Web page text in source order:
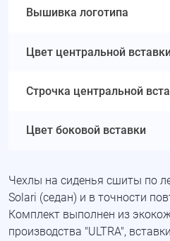
Вышивка логотипа
Цвет центральной
Строчка центральной
Цвет боковой вставки
Чехлы на сиденья сшиты по
Solari (седан) и в точности
Комплект выполнен из
производства "ULTRA",